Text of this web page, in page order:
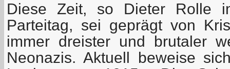
Diese Zeit, so Dieter Rolle
Parteitag, sei geprägt von
immer dreister und brutaler
Neonazis. Aktuell beweise